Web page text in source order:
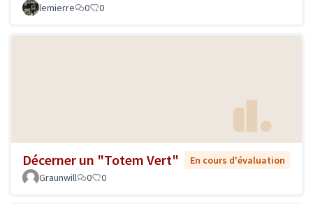
lemierre
0 0
Décerner un "Totem Vert"
En cours d'évaluation
Graunwill
0 0